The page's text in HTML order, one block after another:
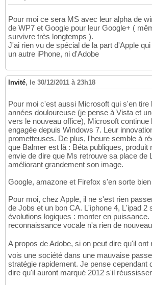
Pour moi ce sera MS avec leur alpha de
de WP7 et Google pour leur Google+ (
survivre très longtemps ).
J'ai rien vu de spécial de la part d'Apple
un autre iPhone, ni d'Adobe
Invité, le 30/12/2011 à 23h18
Pour moi c'est aussi Microsoft qui s'en tire
années douloureuse (je pense à Vista et
vers le nouveau office), Microsoft continue
engagée depuis Windows 7. Leur
prometteuses. De plus, l'heure semble à
que Balmer est là : Béta publiques, produit
envie de dire que Ms retrouve sa place de
améliorant grandement son image.
Google, amazone et Firefox s'en sorte
Pour moi, chez Apple, il ne s'est rien
de Jobs et un bon CA. L'iphone 4, L'ipad 2
évolutions logiques : monter en puissance.
reconnaissance vocale n'a rien de
A propos de Adobe, si on peut dire qu'il ont
vois une société dans une mauvaise
stratégie rapidement. Je pense cependant
dire qu'il auront marqué 2012 s'il